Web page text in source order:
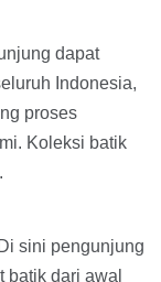
dapat
Indonesia,
proses
Koleksi batik
sini pengunjung
batik dari awal